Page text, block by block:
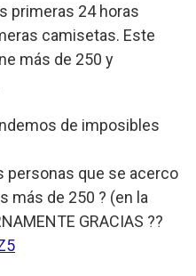
primeras 24 horas
camisetas. Este
más de 250 y
de imposibles
personas que se acerco
más de 250 ? (en la
GRACIAS ??